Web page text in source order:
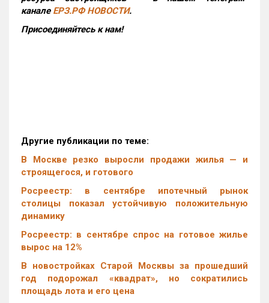
канале ЕРЗ.РФ НОВОСТИ.
Присоединяйтесь к нам!
Другие публикации по теме:
В Москве резко выросли продажи жилья — и
строящегося, и готового
Росреестр: в сентябре ипотечный рынок
столицы показал устойчивую положительную
динамику
Росреестр: в сентябре спрос на готовое жилье
вырос на 12%
В новостройках Старой Москвы за прошедший
год подорожал «квадрат», но сократились
площадь лота и его цена